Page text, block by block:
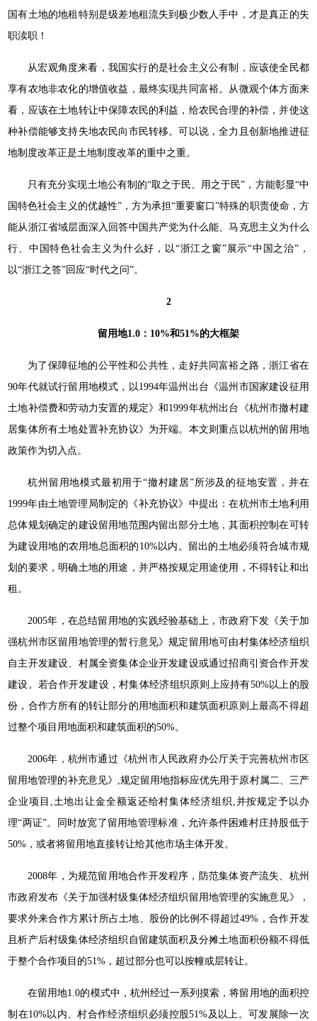
国有土地的地租特别是级差地租流失到极少数人手中，才是真正的失
职渎职！
从宏观角度来看，我国实行的是社会主义公有制，应该使全民都
享有农地非农化的增值收益，最终实现共同富裕。从微观个体方面来
看，应该在土地转让中保障农民的利益，给农民合理的补偿，并使这
种补偿能够支持失地农民向市民转移。可以说，全力且创新地推进征
地制度改革正是土地制度改革的重中之重。
只有充分实现土地公有制的“取之于民、用之于民”，方能彰显“中
国特色社会主义的优越性”，方为承担“重要窗口”特殊的职责使命，方
能从浙江省域层面深入回答中国共产党为什么能、马克思主义为什么
行、中国特色社会主义为什么好，以“浙江之窗”展示“中国之治”，
以“浙江之答”回应“时代之问”。
2
留用地1.0：10%和51%的大框架
为了保障征地的公平性和公共性，走好共同富裕之路，浙江省在
90年代就试行留用地模式，以1994年温州出台《温州市国家建设征用
土地补偿费和劳动力安置的规定》和1999年杭州出台《杭州市撤村建
居集体所有土地处置补充协议》为开端。本文则重点以杭州的留用地
政策作为切入点。
杭州留用地模式最初用于“撤村建居”所涉及的征地安置，并在
1999年由土地管理局制定的《补充协议》中提出：在杭州市土地利用
总体规划确定的建设留用地范围内留出部分土地，其面积控制在可转
为建设用地的农用地总面积的10%以内。留出的土地必须符合城市规
划的要求，明确土地的用途，并严格按规定用途使用，不得转让和出
租。
2005年，在总结留用地的实践经验基础上，市政府下发《关于加
强杭州市区留用地管理的暂行意见》规定留用地可由村集体经济组织
自主开发建设、村属全资集体企业开发建设或通过招商引资合作开发
建设。若合作开发建设，村集体经济组织原则上应持有50%以上的股
份，合作方所有的转让部分的用地面积和建筑面积原则上最高不得超
过整个项目用地面积和建筑面积的50%。
2006年，杭州市通过《杭州市人民政府办公厅关于完善杭州市区
留用地管理的补充意见》,规定留用地指标应优先用于原村属二、三产
企业项目,土地出让金全额返还给村集体经济组织,并按规定予以办
理“两证”。同时放宽了留用地管理标准，允许条件困难村庄持股低于
50%，或者将留用地直接转让给其他市场主体开发。
2008年，为规范留用地合作开发程序，防范集体资产流失、杭州
市政府发布《关于加强村级集体经济组织留用地管理的实施意见》，
要求外来合作方累计所占土地、股份的比例不得超过49%，合作开发
且析产后村级集体经济组织自留建筑面积及分摊土地面积份额不得低
于整个合作项目的51%，超过部分也可以按幢或层转让。
在留用地1.0的模式中，杭州经过一系列摸索，将留用地的面积控
制在10%以内、村合作经济组织必须控股51%及以上。可发展除一次